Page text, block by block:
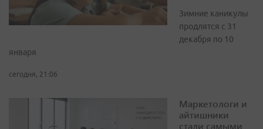
Зимние каникулы
продлятся с 31
декабря по 10
января
сегодня, 21:06
Маркетологи и
айтишники
стали самыми